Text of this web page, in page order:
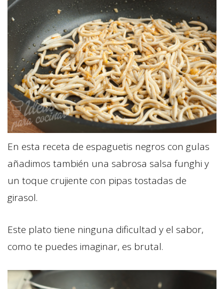
En esta receta de espaguetis negros con gulas
añadimos también una sabrosa salsa funghi y
un toque crujiente con pipas tostadas de
girasol.
Este plato tiene ninguna dificultad y el sabor,
como te puedes imaginar, es brutal.